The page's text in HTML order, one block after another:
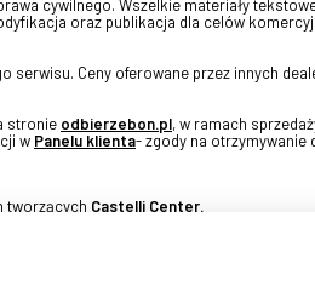
cywilnego. Wszelkie materiały
oraz publikacja dla celów
serwisu. Ceny oferowane przez innych
stronie odbierzebon.pl, w ramach
w Panelu klienta- zgody na
tworzących Castelli Center.